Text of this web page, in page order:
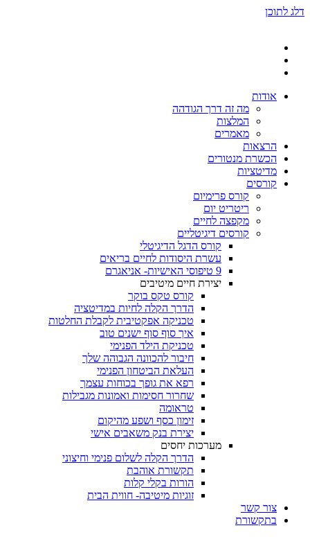
דלג לתוכן
אודות
מה זה דרך הגודהה
המלצות
מאמרים
הרצאות
הכשרת מנטורים
מדיטציות
קורסים
קורס פרימיום
ריטריט יום
מקפצה לחיים
קורסים דיגיטליים
קורס הדגל הדיגיטלי
עשרת היסודות לחיים בריאים
9 טיפוסי האישיות- אניאגרם
יצירת חיים מיטיבים
קורס טקס בוקר
הדרך הקלה לחיות במדיטציה
טכניקה אפקטיבית לקבלת החלטות
איך סוף סוף ישנים טוב
טכניקת הילד הפנימי
חיבור להכוונה הגבוהה שלך
העלאת הביטחון הפנימי
רפא את גופך בכוחות עצמך
שחרור חסימות ואמונות מגבילות
טראומה
זימון כסף ושפע מהיקום
יצירת בנק משאבים אישי
מערכות יחסים
הדרך הקלה לשלום פנימי וחיצוני
תקשורת אוהבת
הורות בקלי קלות
זוגיות מיטיבה- חווית הבית
צור קשר
בתקשורת